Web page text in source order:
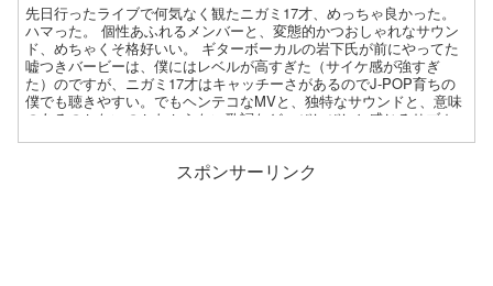
先日行ったライブで何気なく観たニガミ17才、めっちゃ良かった。
ハマった。 個性あふれるメンバーと、変態的かつおしゃれなサウン
ド、めちゃくそ格好いい。 ギターボーカルの岩下氏が前にやってた
嘘つきバービーは、僕にはレベルが高すぎた（サイケ感が強すぎ
た）のですが、ニガミ17才はキャッチーさがあるのでJ-POP育ちの
僕でも聴きやすい。でもヘンテコなMVと、独特なサウンドと、意味
のあるのかないのかわからない歌詞など、びしびしと感じるサブカ
スポンサーリンク